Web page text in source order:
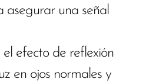
asegurar una señal
efecto de reflexión
en ojos normales y